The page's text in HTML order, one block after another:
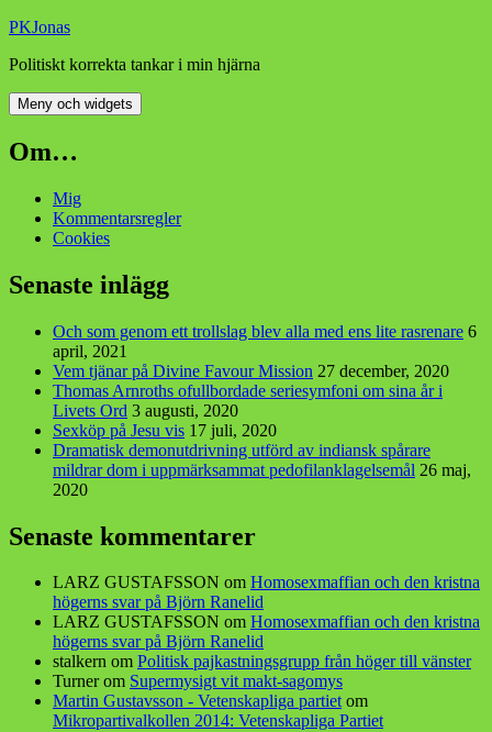
Hoppa
innehåll
PKJonas
Politiskt korrekta tankar i min hjärna
Meny och widgets
Om…
Mig
Kommentarsregler
Cookies
Senaste inlägg
Och som genom ett trollslag blev alla med ens lite rasrenare 6
april, 2021
Vem tjänar på Divine Favour Mission 27 december, 2020
Thomas Arnroths ofullbordade seriesymfoni om sina år i
Livets Ord 3 augusti, 2020
Sexköp på Jesu vis 17 juli, 2020
Dramatisk demonutdrivning utförd av indiansk spårare
mildrar dom i uppmärksammat pedofilanklagelsemål 26 maj,
2020
Senaste kommentarer
LARZ GUSTAFSSON om Homosexmaffian och den kristna
högerns svar på Björn Ranelid
LARZ GUSTAFSSON om Homosexmaffian och den kristna
högerns svar på Björn Ranelid
stalkern om Politisk pajkastningsgrupp från höger till vänster
Turnerom Supermysigt vit makt-sagomys
Martin Gustavsson - Vetenskapliga partietom
Mikropartivalkollen 2014: Vetenskapliga Partiet